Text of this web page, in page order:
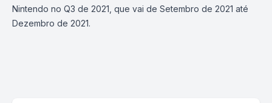
Nintendo no Q3 de 2021, que vai de Setembro de 2021 até
Dezembro de 2021.